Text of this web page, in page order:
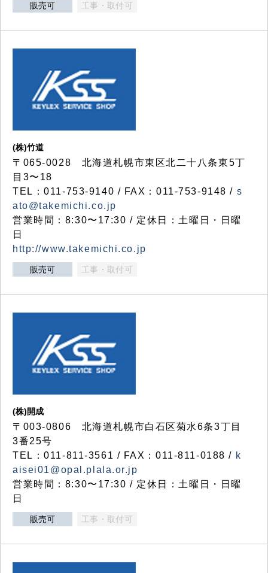
販売可 工事・取付可
(株)竹道
〒065-0028 北海道札幌市東区北二十八条東5丁
目3〜18
TEL：011-753-9140 / FAX：011-753-9148 / s
ato@takemichi.co.jp
営業時間：8:30〜17:30 / 定休日：土曜日・日曜
日
http://www.takemichi.co.jp
販売可 工事・取付可
(株)開成
〒003-0806 北海道札幌市白石区菊水6条3丁目
3番25号
TEL：011-811-3561 / FAX：011-811-0188 / k
aisei01@opal.plala.or.jp
営業時間：8:30〜17:30 / 定休日：土曜日・日曜
日
販売可 工事・取付可